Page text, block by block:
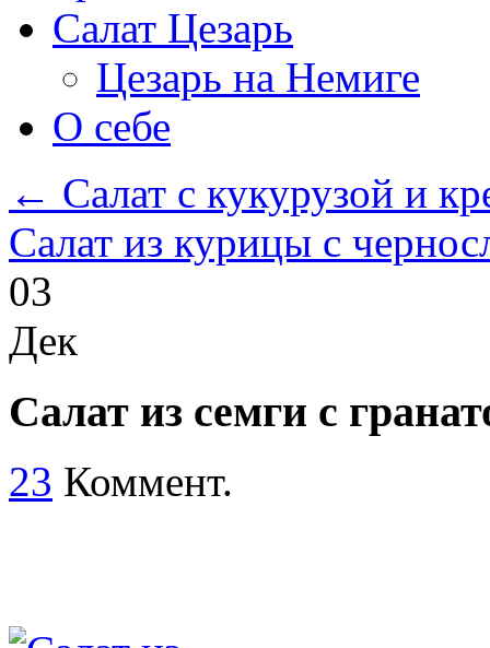
Салат Цезарь
Цезарь на Немиге
О себе
← Салат с кукурузой и
Салат из курицы с
03
Дек
Салат из семги с
23 Коммент.